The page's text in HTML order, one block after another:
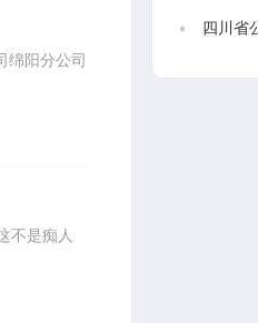
绵阳分公司
不是痴人
四川省公示